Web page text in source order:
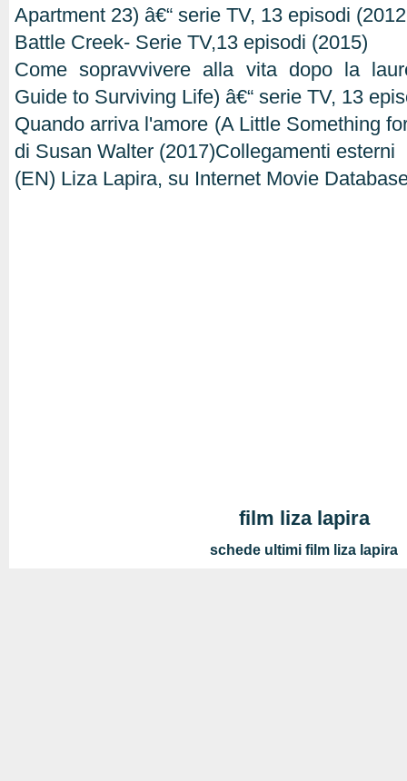
Apartment 23) â€“ serie TV, 13 episodi
Battle Creek- Serie TV,13 episodi (2015)
Come sopravvivere alla vita dopo la
Guide to Surviving Life) â€“ serie TV, 13
Quando arriva l'amore (A Little Something
di Susan Walter (2017)Collegamenti esterni
(EN) Liza Lapira, su Internet Movie
film liza lapira
schede ultimi film liza lapira